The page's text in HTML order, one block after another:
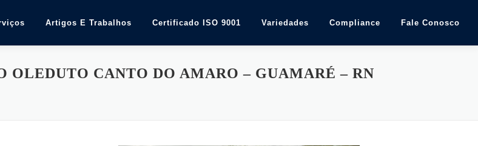
Artigos E Trabalhos Certificado ISO 9001 Variedades Compliance Fale Conosco
OLEDUTO CANTO DO AMARO – GUAMARÉ – RN